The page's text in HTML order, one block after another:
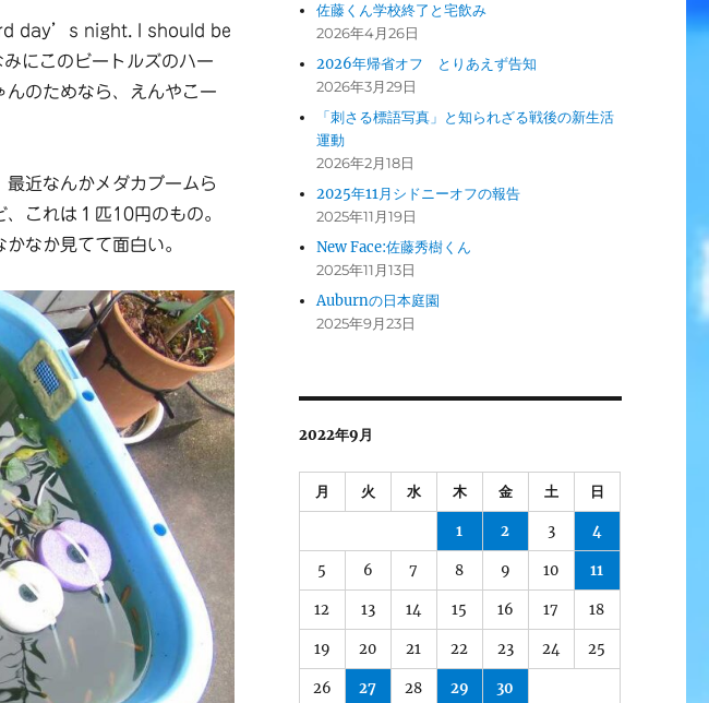
day’s night. I should be
にこのビートルズのハー
んのためなら、えんやこー
近なんかメダカブームら
これは１匹10円のもの。
なか見てて面白い。
佐藤くん学校終了と宅飲み
2026年4月26日
2026年帰省オフ とりあえず告知
2026年3月29日
「刺さる標語写真」と知られざる戦後の新生活
運動
2026年2月18日
2025年11月シドニーオフの報告
2025年11月19日
New Face:佐藤秀樹くん
2025年11月13日
Auburnの日本庭園
2025年9月23日
2022年9月
月 火 水 木 金 土 日
1 2 3 4
5 6 7 8 9 10 11
12 13 14 15 16 17 18
19 20 21 22 23 24 25
26 27 28 29 30